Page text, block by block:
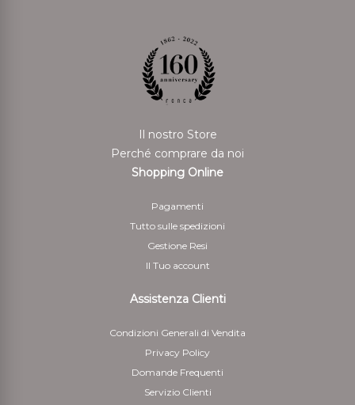
Il nostro Store
Perché comprare da noi
Shopping Online
Pagamenti
Tutto sulle spedizioni
Gestione Resi
Il Tuo account
Assistenza Clienti
Condizioni Generali di Vendita
Privacy Policy
Domande Frequenti
Servizio Clienti